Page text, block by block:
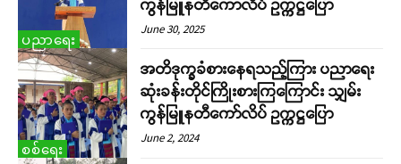
ပညာရေး
ကွန်မြူနတီကောလိပ် ဥက္ကဋ္ဌပြော
June 30, 2025
စစ်ရေး
အတိဒုက္ခခံစားနေရသည့်ကြား ပညာရေး
ဆုံးခန်းတိုင်ကြိုးစားကြကြောင်း သျှမ်း
ကွန်မြူနတီကော်လိပ် ဥက္ကဋ္ဌပြော
June 2, 2024